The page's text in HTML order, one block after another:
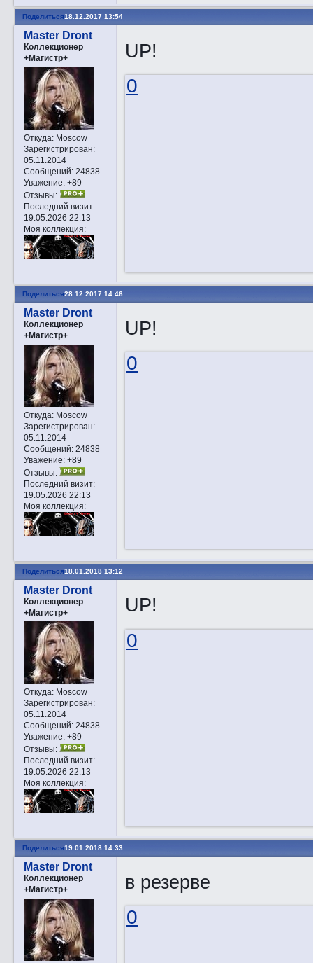
Поделиться18.12.2017 13:54
Master Dront
Коллекционер
+Магистр+
Откуда:Moscow
Зарегистрирован:
05.11.2014
Сообщений:24838
Уважение: +89
Отзывы:
Последний визит:
19.05.2026 22:13
Моя коллекция:
UP!
0
Поделиться28.12.2017 14:46
Master Dront
Коллекционер
+Магистр+
Откуда:Moscow
Зарегистрирован:
05.11.2014
Сообщений:24838
Уважение: +89
Отзывы:
Последний визит:
19.05.2026 22:13
Моя коллекция:
UP!
0
Поделиться18.01.2018 13:12
Master Dront
Коллекционер
+Магистр+
Откуда:Moscow
Зарегистрирован:
05.11.2014
Сообщений:24838
Уважение: +89
Отзывы:
Последний визит:
19.05.2026 22:13
Моя коллекция:
UP!
0
Поделиться19.01.2018 14:33
Master Dront
Коллекционер
+Магистр+
в резерве
0